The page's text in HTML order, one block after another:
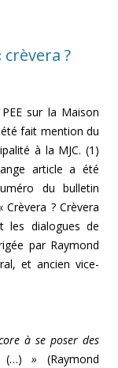
crèvera ?
sur la Maison
fait mention du
à la MJC. (1)
article a été
du bulletin
? Crèvera
les dialogues de
par Raymond
et ancien vice-
à se poser des
» (Raymond